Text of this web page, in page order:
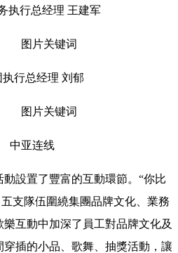
执行总经理 王建军
执行总经理 刘郁
中亚连线
設置了豐富的互動環節。“你比
支隊伍圍繞集團品牌文化、業務
互動中加深了員工對品牌文化及
插的小品、歌舞、抽獎活動，讓